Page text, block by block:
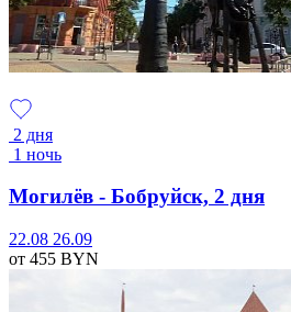
2 дня
1 ночь
Могилёв - Бобруйск, 2 дня
22.08 26.09
от 455 BYN